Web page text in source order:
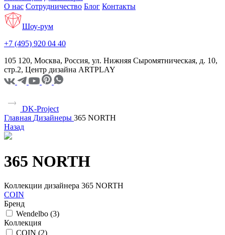
О нас Сотрудничество Блог Контакты
Шоу-рум
+7 (495) 920 04 40
105 120, Москва, Россия, ул. Нижняя Сыромятническая, д. 10,
стр.2, Центр дизайна ARTPLAY
DK-Project
Главная Дизайнеры 365 NORTH
Назад
365 NORTH
Коллекции дизайнера 365 NORTH
COIN
Бренд
Wendelbo (3)
Коллекция
COIN (2)